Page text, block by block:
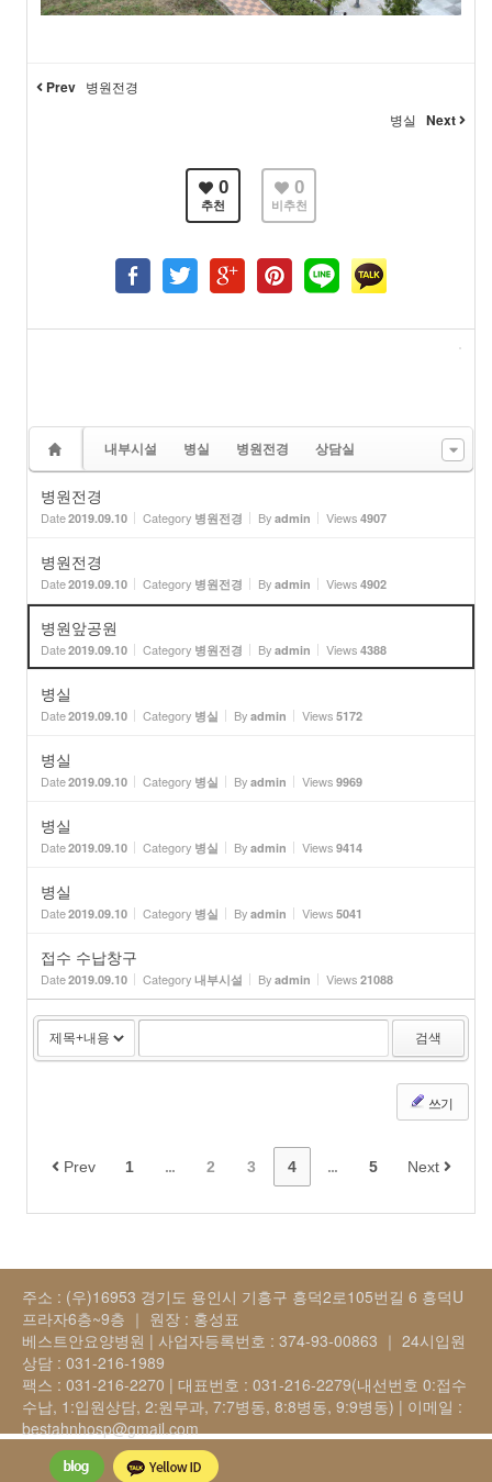
Prev 병원전경
병실 Next
0
추천
0
비추천
내부시설 병실 병원전경 상담실
병원전경
Date2019.09.10 Category 병원전경 By admin Views 4907
병원전경
Date2019.09.10 Category 병원전경 By admin Views 4902
병원앞공원
Date2019.09.10 Category 병원전경 By admin Views 4388
병실
Date2019.09.10 Category 병실 By admin Views 5172
병실
Date2019.09.10 Category 병실 By admin Views 9969
병실
Date2019.09.10 Category 병실 By admin Views 9414
병실
Date2019.09.10 Category 병실 By admin Views 5041
접수 수납창구
Date2019.09.10 Category 내부시설 By admin Views 21088
검색
쓰기
Prev 1 ... 2 3 4 ... 5 Next
주소 : (우)16953 경기도 용인시 기흥구 흥덕2로105번길 6 흥덕U
프라자6층~9층 ｜ 원장 : 홍성표
베스트안요양병원 | 사업자등록번호 : 374-93-00863 ｜ 24시입원
상담 : 031-216-1989
팩스 : 031-216-2270 | 대표번호 : 031-216-2279(내선번호 0:접수
수납, 1:입원상담, 2:원무과, 7:7병동, 8:8병동, 9:9병동) | 이메일 :
bestahnhosp@gmail.com